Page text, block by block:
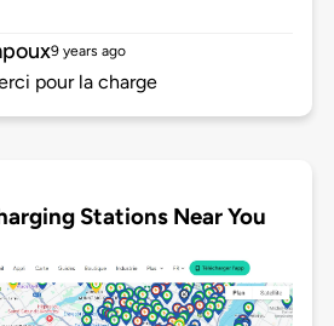
9 years ago
pour la charge
Stations Near You